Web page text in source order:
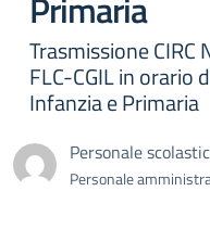
Trasmissione CIRC
FLC-CGIL in orario
Infanzia e Primaria
Personale
Personale